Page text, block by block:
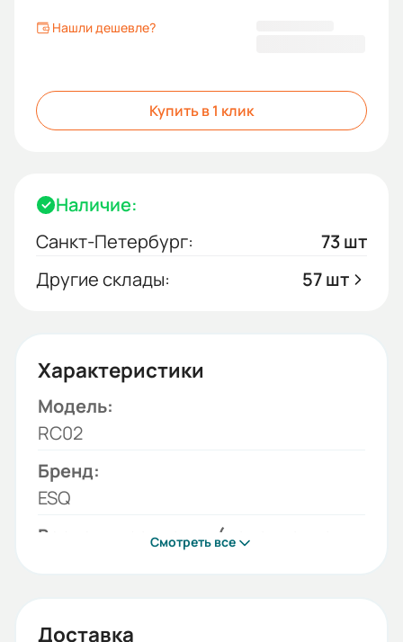
Нашли дешевле?
Купить в 1 клик
Наличие:
Санкт-Петербург:
73 шт
Другие склады:
57 шт
Характеристики
Модель:
RC02
Бренд:
ESQ
Вариант крепления (исполнение
Монтажное положение:
Смотреть все
Доставка